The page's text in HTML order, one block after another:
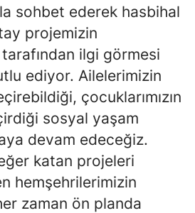
Iğdır
Yalova
Karabük
Kilis
Osmaniye
Düzce
sohbet ederek hasbihal
projemizin
ilgi görmesi
ediyor. Ailelerimizin
çocuklarımızın
sosyal yaşam
devam edeceğiz.
katan projeleri
hemşehrilerimizin
zaman ön planda